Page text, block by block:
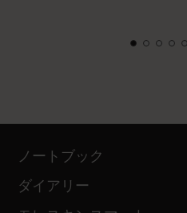
ノートブック
ダイアリー